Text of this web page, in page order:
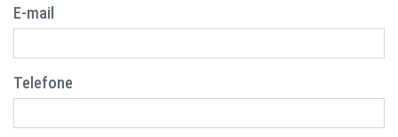
E-mail
Telefone